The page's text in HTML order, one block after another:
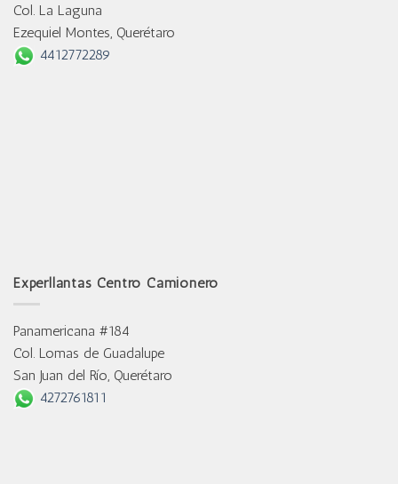
Col. La Laguna
Ezequiel Montes, Querétaro
4412772289
Experllantas Centro Camionero
Panamericana #184
Col. Lomas de Guadalupe
San Juan del Río, Querétaro
4272761811